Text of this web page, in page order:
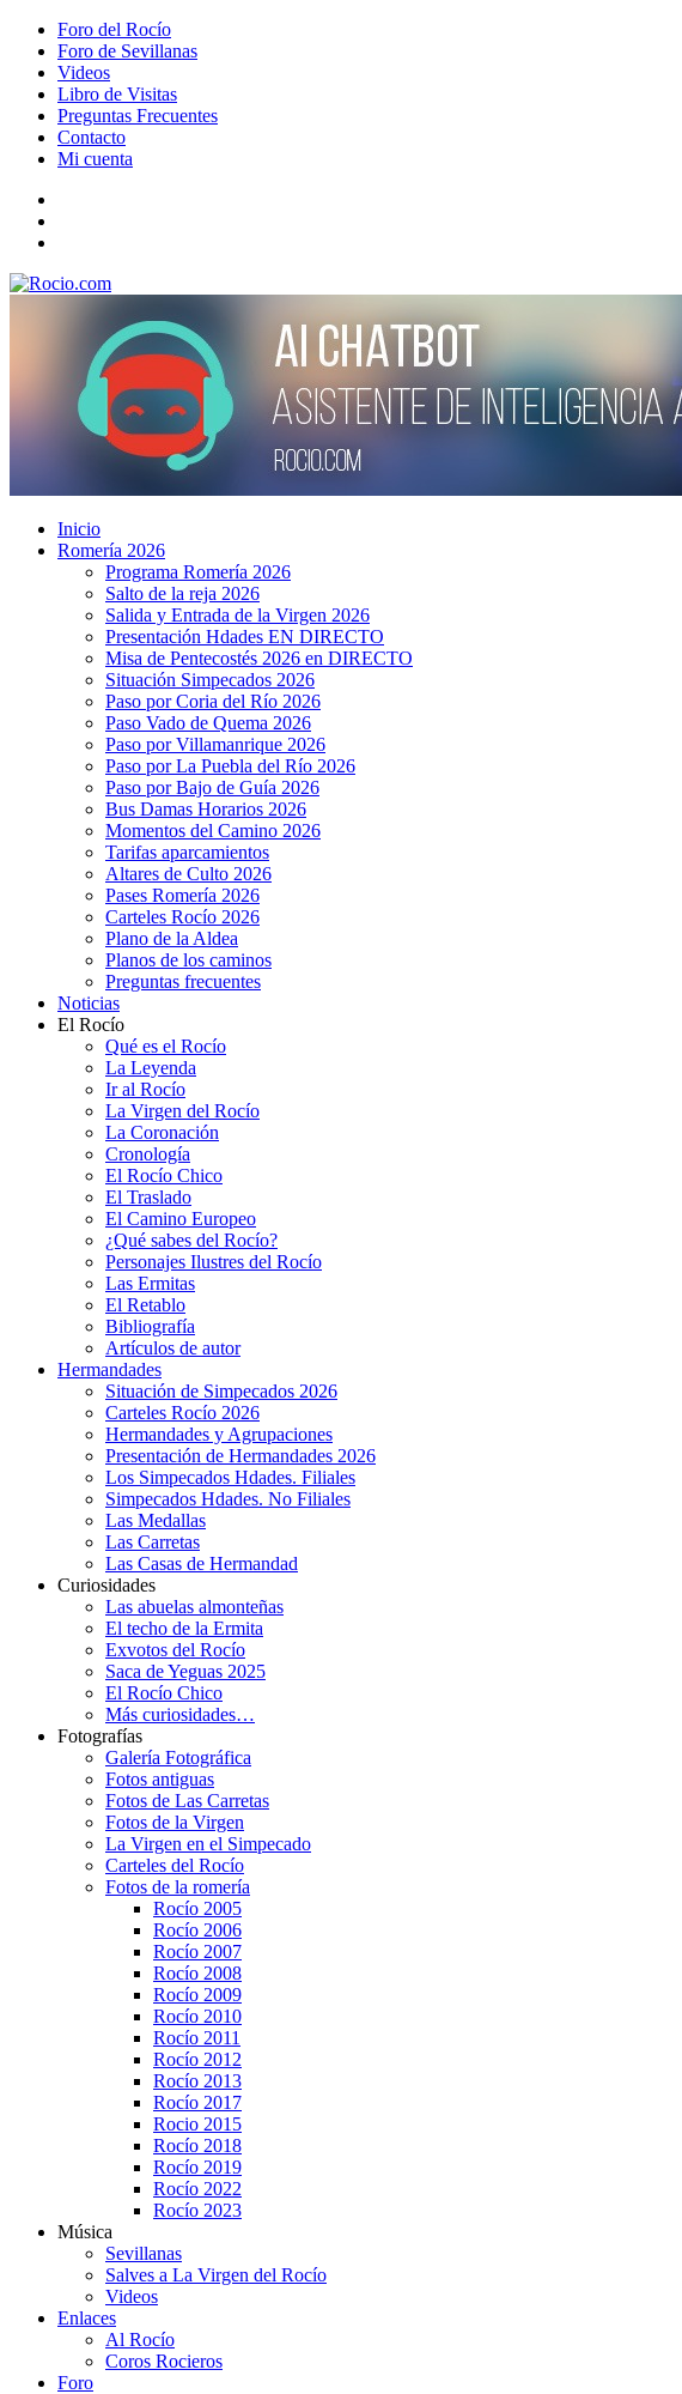
Foro del Rocío
Foro de Sevillanas
Videos
Libro de Visitas
Preguntas Frecuentes
Contacto
Mi cuenta
Inicio
Romería 2026
Programa Romería 2026
Salto de la reja 2026
Salida y Entrada de la Virgen 2026
Presentación Hdades EN DIRECTO
Misa de Pentecostés 2026 en DIRECTO
Situación Simpecados 2026
Paso por Coria del Río 2026
Paso Vado de Quema 2026
Paso por Villamanrique 2026
Paso por La Puebla del Río 2026
Paso por Bajo de Guía 2026
Bus Damas Horarios 2026
Momentos del Camino 2026
Tarifas aparcamientos
Altares de Culto 2026
Pases Romería 2026
Carteles Rocío 2026
Plano de la Aldea
Planos de los caminos
Preguntas frecuentes
Noticias
El Rocío
Qué es el Rocío
La Leyenda
Ir al Rocío
La Virgen del Rocío
La Coronación
Cronología
El Rocío Chico
El Traslado
El Camino Europeo
¿Qué sabes del Rocío?
Personajes Ilustres del Rocío
Las Ermitas
El Retablo
Bibliografía
Artículos de autor
Hermandades
Situación de Simpecados 2026
Carteles Rocío 2026
Hermandades y Agrupaciones
Presentación de Hermandades 2026
Los Simpecados Hdades. Filiales
Simpecados Hdades. No Filiales
Las Medallas
Las Carretas
Las Casas de Hermandad
Curiosidades
Las abuelas almonteñas
El techo de la Ermita
Exvotos del Rocío
Saca de Yeguas 2025
El Rocío Chico
Más curiosidades…
Fotografías
Galería Fotográfica
Fotos antiguas
Fotos de Las Carretas
Fotos de la Virgen
La Virgen en el Simpecado
Carteles del Rocío
Fotos de la romería
Rocío 2005
Rocío 2006
Rocío 2007
Rocío 2008
Rocío 2009
Rocío 2010
Rocío 2011
Rocío 2012
Rocío 2013
Rocío 2017
Rocio 2015
Rocío 2018
Rocío 2019
Rocío 2022
Rocío 2023
Música
Sevillanas
Salves a La Virgen del Rocío
Videos
Enlaces
Al Rocío
Coros Rocieros
Foro